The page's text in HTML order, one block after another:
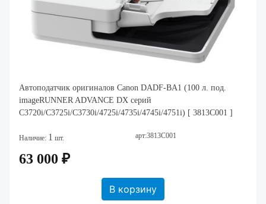
Автоподатчик оригиналов Canon DADF-BA1 (100 л. под.
imageRUNNER ADVANCE DX серий
C3720i/C3725i/C3730i/4725i/4735i/4745i/4751i) [ 3813C001 ]
Наличие: 1 шт. арт:3813C001
63 000 ₽
В корзину